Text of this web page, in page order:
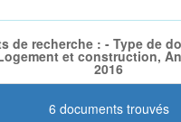
de recherche : - Type de
et construction,
2016
6 documents trouvés